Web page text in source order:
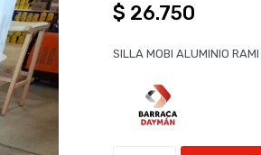
$ 26.750
SILLA MOBI ALUMINIO